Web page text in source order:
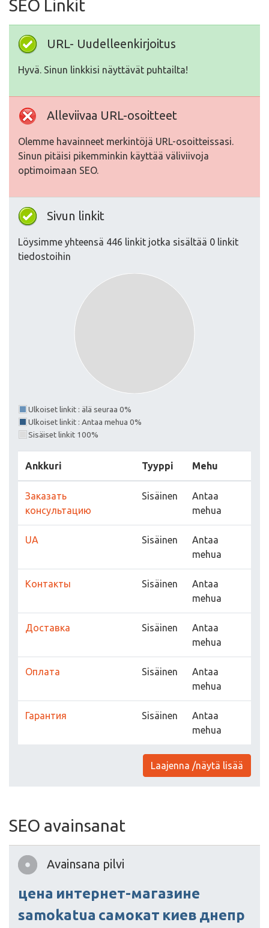
SEO Linkit
URL- Uudelleenkirjoitus
Hyvä. Sinun linkkisi näyttävät puhtailta!
Alleviivaa URL-osoitteet
Olemme havainneet merkintöjä URL-osoitteissasi.
Sinun pitäisi pikemminkin käyttää väliviivoja
optimoimaan SEO.
Sivun linkit
Löysimme yhteensä 446 linkit jotka sisältää 0 linkit
tiedostoihin
Ulkoiset linkit : älä seuraa 0%
Ulkoiset linkit : Antaa mehua 0%
Sisäiset linkit 100%
Ankkuri Tyyppi Mehu
Заказать
консультацию
Sisäinen
Antaa
mehua
UA Sisäinen
Antaa
mehua
Контакты Sisäinen
Antaa
mehua
Доставка Sisäinen
Antaa
mehua
Оплата Sisäinen
Antaa
mehua
Гарантия Sisäinen
Antaa
mehua
Laajenna /näytä lisää
SEO avainsanat
Avainsana pilvi
цена интернет-магазине
samokatua самокат киев днепр